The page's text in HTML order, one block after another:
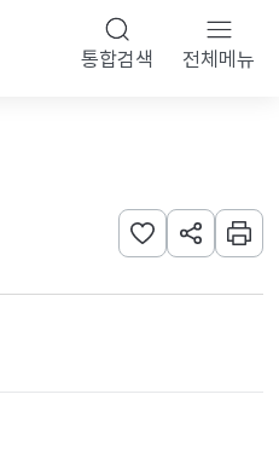
통합검색 전체메뉴
관심사 등록하기
URL 공유하
인쇄